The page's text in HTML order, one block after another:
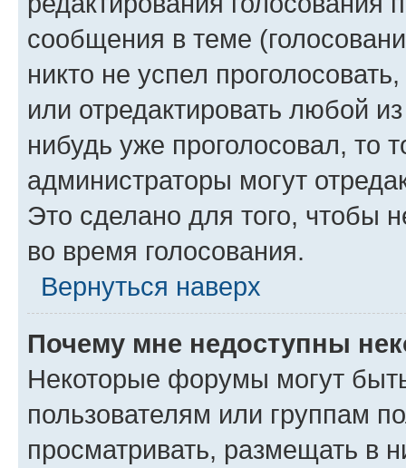
сообщения в теме
никто не успел
или отредактировать любой
нибудь уже проголосовал, то
администраторы могут
Это сделано для того, чтобы
во время голосования.
Вернуться наверх
Почему мне недоступны
Некоторые форумы могут
пользователям или группам
просматривать, размещать в